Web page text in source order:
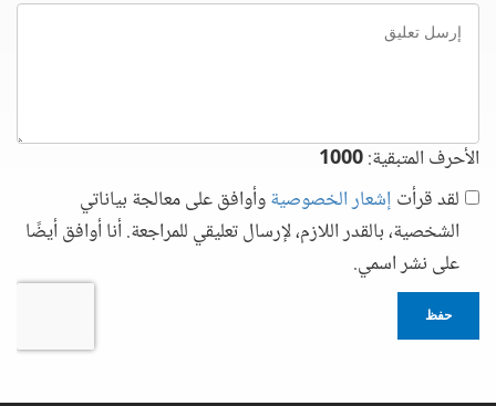
إرسل
تعليق
الأحرف المتبقية:1000
لقد قرأت إشعار الخصوصيةوأوافق على معالجة بياناتي
الشخصية، بالقدر اللازم، لإرسال تعليقي للمراجعة. أنا أوافق أيضًا
على نشر اسمي.
حفظ